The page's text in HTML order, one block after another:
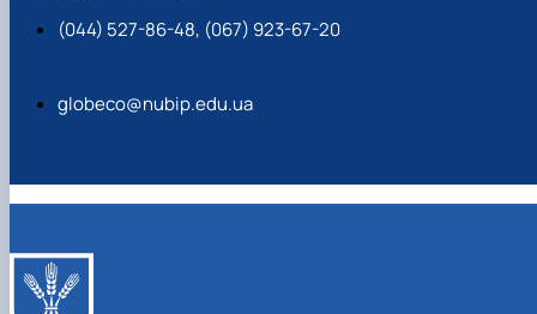
(044) 527-86-48, (067) 923-67-20
globeco@nubip.edu.ua